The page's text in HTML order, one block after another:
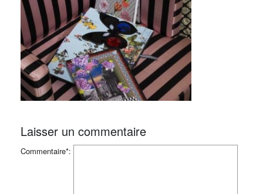
Laisser un commentaire
Commentaire*: